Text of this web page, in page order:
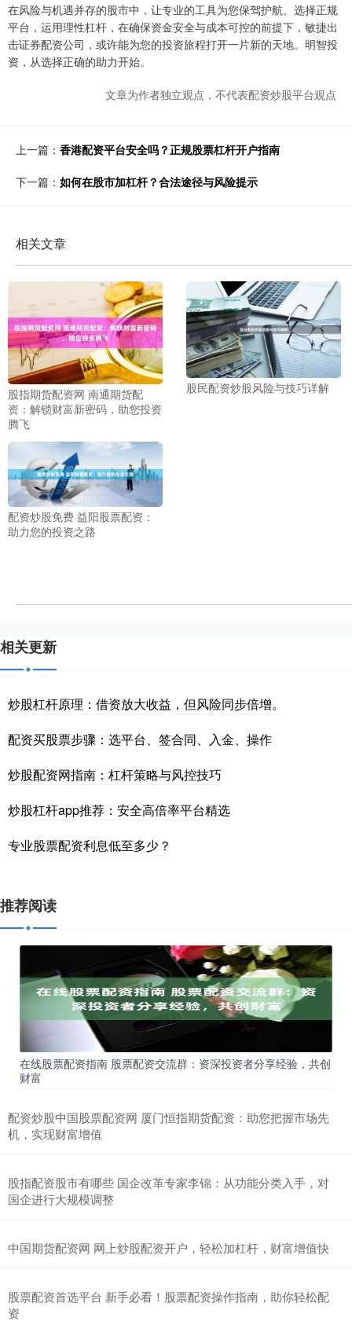
在风险与机遇并存的股市中，让专业的工具为您保驾护航。选择正规
平台，运用理性杠杆，在确保资金安全与成本可控的前提下，敏捷出
击证券配资公司，或许能为您的投资旅程打开一片新的天地。明智投
资，从选择正确的助力开始。
文章为作者独立观点，不代表配资炒股平台观点
上一篇： 香港配资平台安全吗？正规股票杠杆开户指南
下一篇： 如何在股市加杠杆？合法途径与风险提示
相关文章
股指期货配资网 南通期货配
资：解锁财富新密码，助您投资
腾飞
股民配资炒股风险与技巧详解
配资炒股免费 益阳股票配资：
助力您的投资之路
相关更新
炒股杠杆原理：借资放大收益，但风险同步倍增。
配资买股票步骤：选平台、签合同、入金、操作
炒股配资网指南：杠杆策略与风控技巧
炒股杠杆app推荐：安全高倍率平台精选
专业股票配资利息低至多少？
推荐阅读
在线股票配资指南 股票配资交流群：资深投资者分享经验，共创
财富
配资炒股中国股票配资网 厦门恒指期货配资：助您把握市场先
机，实现财富增值
股指配资股市有哪些 国企改革专家李锦：从功能分类入手，对
国企进行大规模调整
中国期货配资网 网上炒股配资开户，轻松加杠杆，财富增值快
股票配资首选平台 新手必看！股票配资操作指南，助你轻松配
资